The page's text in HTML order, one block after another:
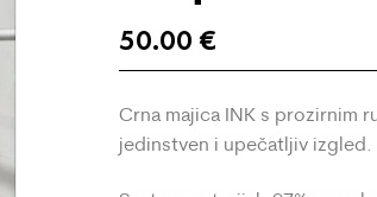
50.00€
Crna majica INK s prozirnim
jedinstven i upečatljiv izgled.